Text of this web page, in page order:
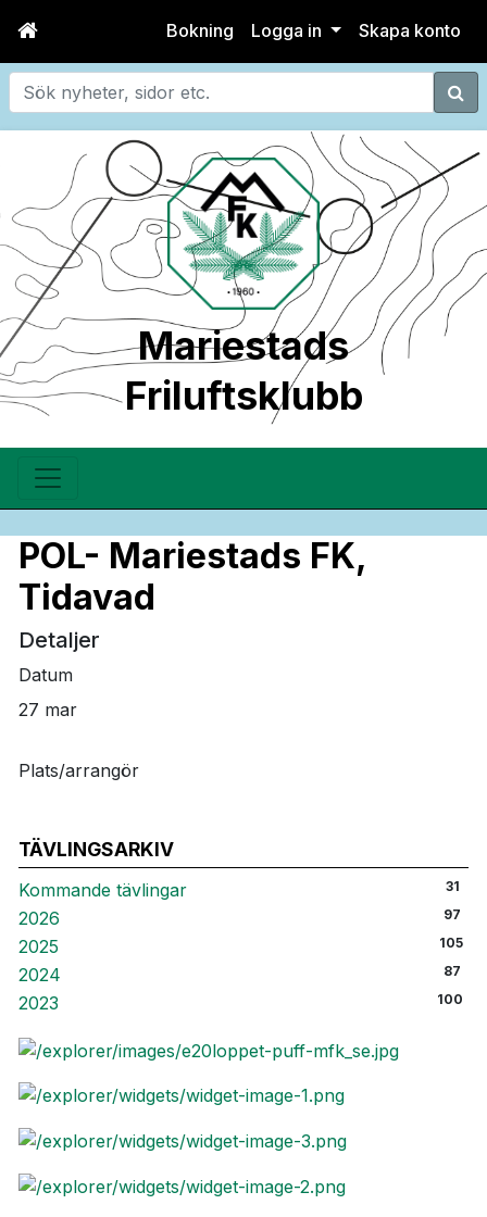
Bokning Logga in Skapa konto
Sök
Mariestads
Friluftsklubb
TÄVLINGSARKIV
Kommande tävlingar 31
2026 97
2025 105
2024 87
2023 100
POL- Mariestads FK,
Tidavad
Detaljer
Datum
27 mar
Plats/arrangör